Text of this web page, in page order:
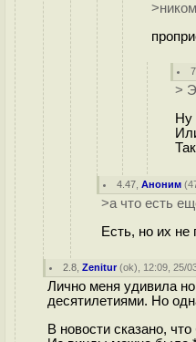
>
Ну
4.47 ,Аноним (
>а что есть
Есть, но их не
2.8 ,Zenitur(ok), 12:09, 25/
Лично меня удивила
десятилетиями. Но
В новости сказано,